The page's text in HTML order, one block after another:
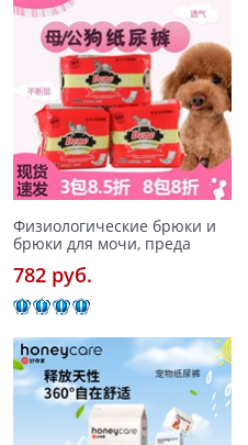
Физиологические брюки и
брюки для мочи, преда
782 pуб.